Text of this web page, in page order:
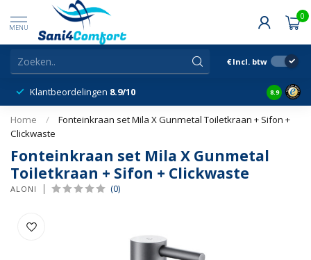
MENU
0
€ Incl. btw
Klantbeordelingen 8.9/10 8.9
Home /
Fonteinkraan set Mila X Gunmetal Toiletkraan + Sifon +
Clickwaste
Fonteinkraan set Mila X Gunmetal
Toiletkraan + Sifon + Clickwaste
ALONI (0)